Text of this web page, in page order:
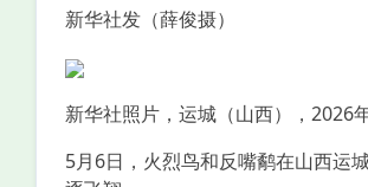
新华社发（薛俊摄）
新华社照片，运城（山西），2026
5月6日，火烈鸟和反嘴鹬在山西运